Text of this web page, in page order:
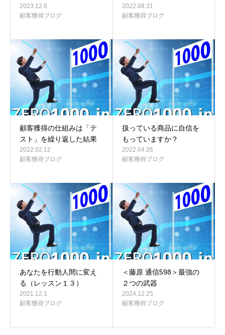
2023.12.8
顧客獲得ブログ
2022.08.31
顧客獲得ブログ
顧客獲得の仕組みは「テ
スト」を繰り返した結果
2022.02.12
顧客獲得ブログ
扱っている商品に自信を
もっていますか？
2022.04.26
顧客獲得ブログ
あなたを行動人間に変え
る（レッスン１３）
2021.12.1
顧客獲得ブログ
＜藤原 通信598＞最強の
２つの武器
2024.12.25
顧客獲得ブログ